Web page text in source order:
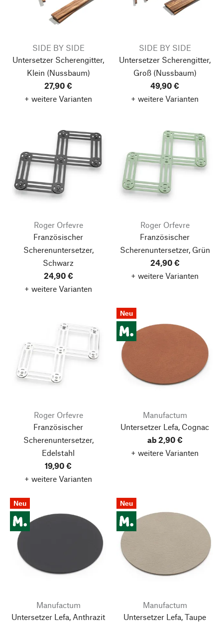
SIDE BY SIDE
Untersetzer Scherengitter,
Klein (Nussbaum)
27,90 €
+ weitere Varianten
SIDE BY SIDE
Untersetzer Scherengitter,
Groß(Nussbaum)
49,90 €
+ weitere Varianten
Roger Orfevre
Französischer
Scherenuntersetzer,
Schwarz
24,90 €
+ weitere Varianten
Roger Orfevre
Französischer
Scherenuntersetzer, Grün
24,90 €
+ weitere Varianten
Roger Orfevre
Französischer
Scherenuntersetzer,
Edelstahl
19,90 €
+ weitere Varianten
Neu
Manufactum
Untersetzer Lefa, Cognac
ab 2,90 €
+ weitere Varianten
Neu
Manufactum
Untersetzer Lefa, Anthrazit
Neu
Manufactum
Untersetzer Lefa, Taupe